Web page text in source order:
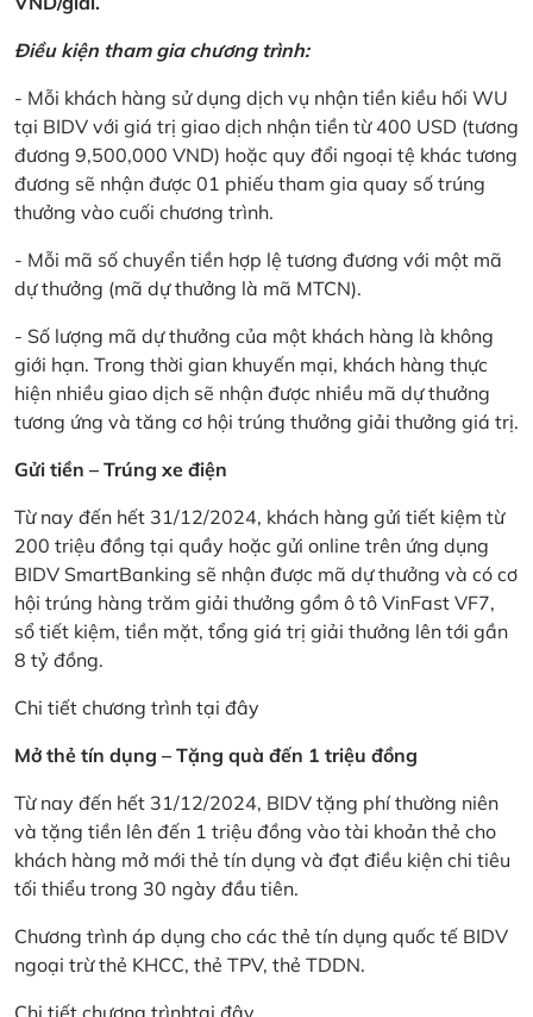
Điều kiện tham gia chương trình:
- Mỗi khách hàng sử dụng dịch vụ nhận tiền kiều hối WU
tại BIDV với giá trị giao dịch nhận tiền từ 400 USD (tương
đương 9,500,000 VND) hoặc quy đổi ngoại tệ khác tương
đương sẽ nhận được 01 phiếu tham gia quay số trúng
thưởng vào cuối chương trình.
- Mỗi mã số chuyển tiền hợp lệ tương đương với một mã
dự thưởng (mã dự thưởng là mã MTCN).
- Số lượng mã dự thưởng của một khách hàng là không
giới hạn. Trong thời gian khuyến mại, khách hàng thực
hiện nhiều giao dịch sẽ nhận được nhiều mã dự thưởng
tương ứng và tăng cơ hội trúng thưởng giải thưởng giá trị.
Gửi tiền – Trúng xe điện
Từ nay đến hết 31/12/2024, khách hàng gửi tiết kiệm từ
200 triệu đồng tại quầy hoặc gửi online trên ứng dụng
BIDV SmartBanking sẽ nhận được mã dự thưởng và có cơ
hội trúng hàng trăm giải thưởng gồm ô tô VinFast VF7,
sổ tiết kiệm, tiền mặt, tổng giá trị giải thưởng lên tới gần
8 tỷ đồng.
Chi tiết chương trình tại đây
Mở thẻ tín dụng – Tặng quà đến 1 triệu đồng
Từ nay đến hết 31/12/2024, BIDV tặng phí thường niên
và tặng tiền lên đến 1 triệu đồng vào tài khoản thẻ cho
khách hàng mở mới thẻ tín dụng và đạt điều kiện chi tiêu
tối thiểu trong 30 ngày đầu tiên.
Chương trình áp dụng cho các thẻ tín dụng quốc tế BIDV
ngoại trừ thẻ KHCC, thẻ TPV, thẻ TDDN.
Chi tiết chương trìnhtại đây